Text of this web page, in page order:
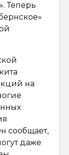
Теперь
на
сообщает,
даже